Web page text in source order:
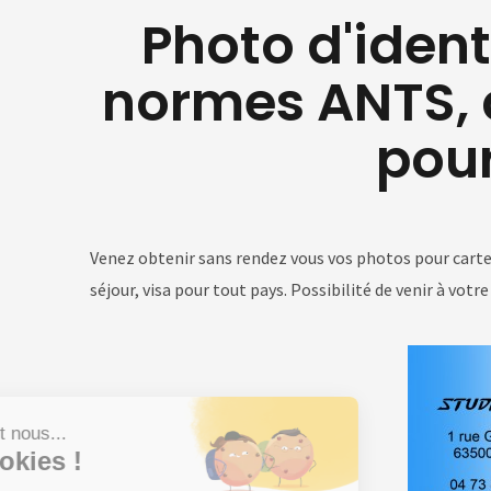
Photo
normes
Venez obtenir sans rendez vous vos photos pour
séjour, visa pour tout pays. Possibilité de venir à
Salut c'est nous...
les Cookies !